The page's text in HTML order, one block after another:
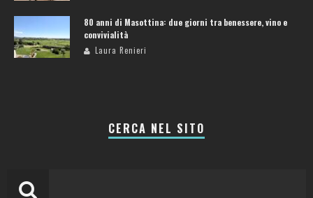
80 anni di Masottina: due giorni tra benessere, vino e
convivialità
Laura Renieri
CERCA NEL SITO